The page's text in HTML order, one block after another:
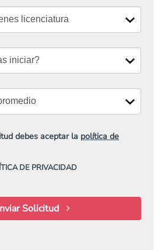
debes aceptar la política de
DE PRIVACIDAD
Solicitud